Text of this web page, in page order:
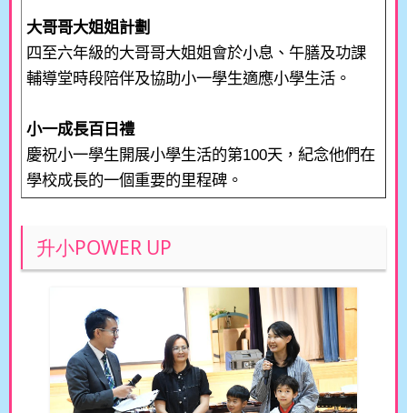
大哥哥大姐姐計劃
四至六年級的大哥哥大姐姐會於小息、午膳及功課
輔導堂時段陪伴及協助小一學生適應小學生活。
小一成長百日禮
慶祝小一學生開展小學生活的第100天，紀念他們在
學校成長的一個重要的里程碑。
升小POWER UP